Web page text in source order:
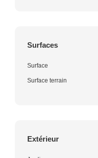
Surfaces
Surface
Surface terrain
Extérieur